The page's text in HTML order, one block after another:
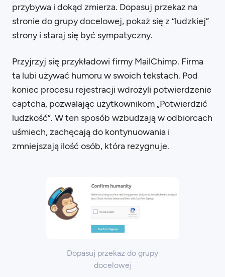
przybywa i dokąd zmierza. Dopasuj przekaz na
stronie do grupy docelowej, pokaż się z “ludzkiej”
strony i staraj się być sympatyczny.
Przyjrzyj się przykładowi firmy MailChimp. Firma
ta lubi używać humoru w swoich tekstach. Pod
koniec procesu rejestracji wdrożyli potwierdzenie
captcha, pozwalając użytkownikom „Potwierdzić
ludzkość”. W ten sposób wzbudzają w odbiorcach
uśmiech, zachęcają do kontynuowania i
zmniejszają ilość osób, która rezygnuje.
Dopasuj przekaz do grupy
docelowej